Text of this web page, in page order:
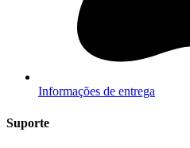
Informações de entrega
Suporte